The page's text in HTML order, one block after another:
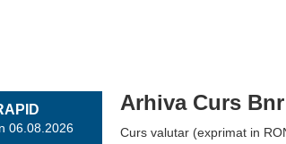
06.08.2026
Arhiva Curs Bnr
Curs valutar (exprimat in